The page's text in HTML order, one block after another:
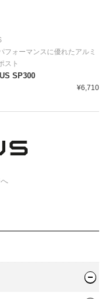
フォーマンスに優れたアルミ
スト
SP300
¥6,710